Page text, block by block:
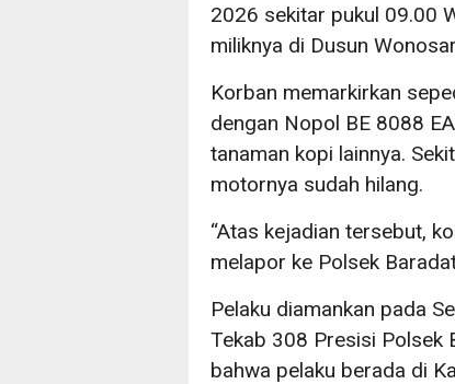
2026 sekitar pukul 09.00
miliknya di Dusun
Korban memarkirkan
dengan Nopol BE 8088
tanaman kopi lainnya.
motornya sudah hilang.
“Atas kejadian tersebut,
melapor ke Polsek
Pelaku diamankan pada
Tekab 308 Presisi Polsek
bahwa pelaku berada di